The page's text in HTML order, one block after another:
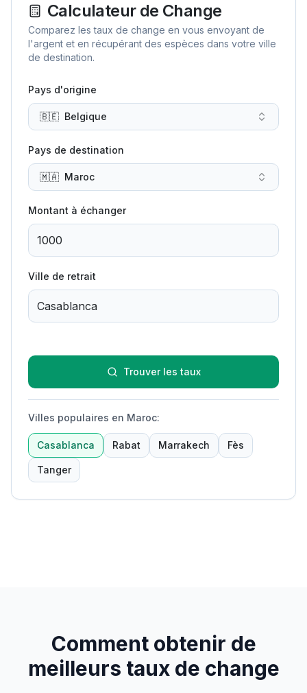
Calculateur de Change
Comparez les taux de change en vous envoyant de
l'argent et en récupérant des espèces dans votre ville
de destination.
Pays d'origine
🇧🇪 Belgique
Pays de destination
🇲🇦 Maroc
Montant à échanger
Ville de retrait
Trouver les taux
Villes populaires en Maroc:
Casablanca Rabat Marrakech Fès
Tanger
Comment obtenir de
meilleurs taux de change